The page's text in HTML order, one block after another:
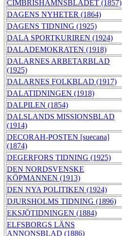
CIMBRISHAMNSBLADET (1857)
DAGENS NYHETER (1864)
DAGENS TIDNING (1925)
DALA SPORTKURIREN (1924)
DALADEMOKRATEN (1918)
DALARNES ARBETARBLAD
(1925)
DALARNES FOLKBLAD (1917)
DALATIDNINGEN (1918)
DALPILEN (1854)
DALSLANDS MISSIONSBLAD
(1914)
DECORAH-POSTEN [suecana]
(1874)
DEGERFORS TIDNING (1925)
DEN NORDSVENSKE
KÖPMANNEN (1913)
DEN NYA POLITIKEN (1924)
DJURSHOLMS TIDNING (1896)
EKSJÖTIDNINGEN (1884)
ELFSBORGS LÄNS
ANNONSBLAD (1886)